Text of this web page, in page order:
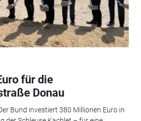
für die
Donau
Bund investiert 380 Millionen Euro in